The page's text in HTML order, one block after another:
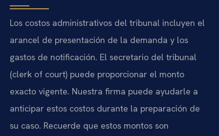
Los costos administrativos del tribunal incluyen el
arancel de presentación de la demanda y los
gastos de notificación. El secretario del tribunal
(clerk of court) puede proporcionar el monto
exacto vigente. Nuestra firma puede ayudarle a
anticipar estos costos durante la preparación de
su caso. Recuerde que estos montos son